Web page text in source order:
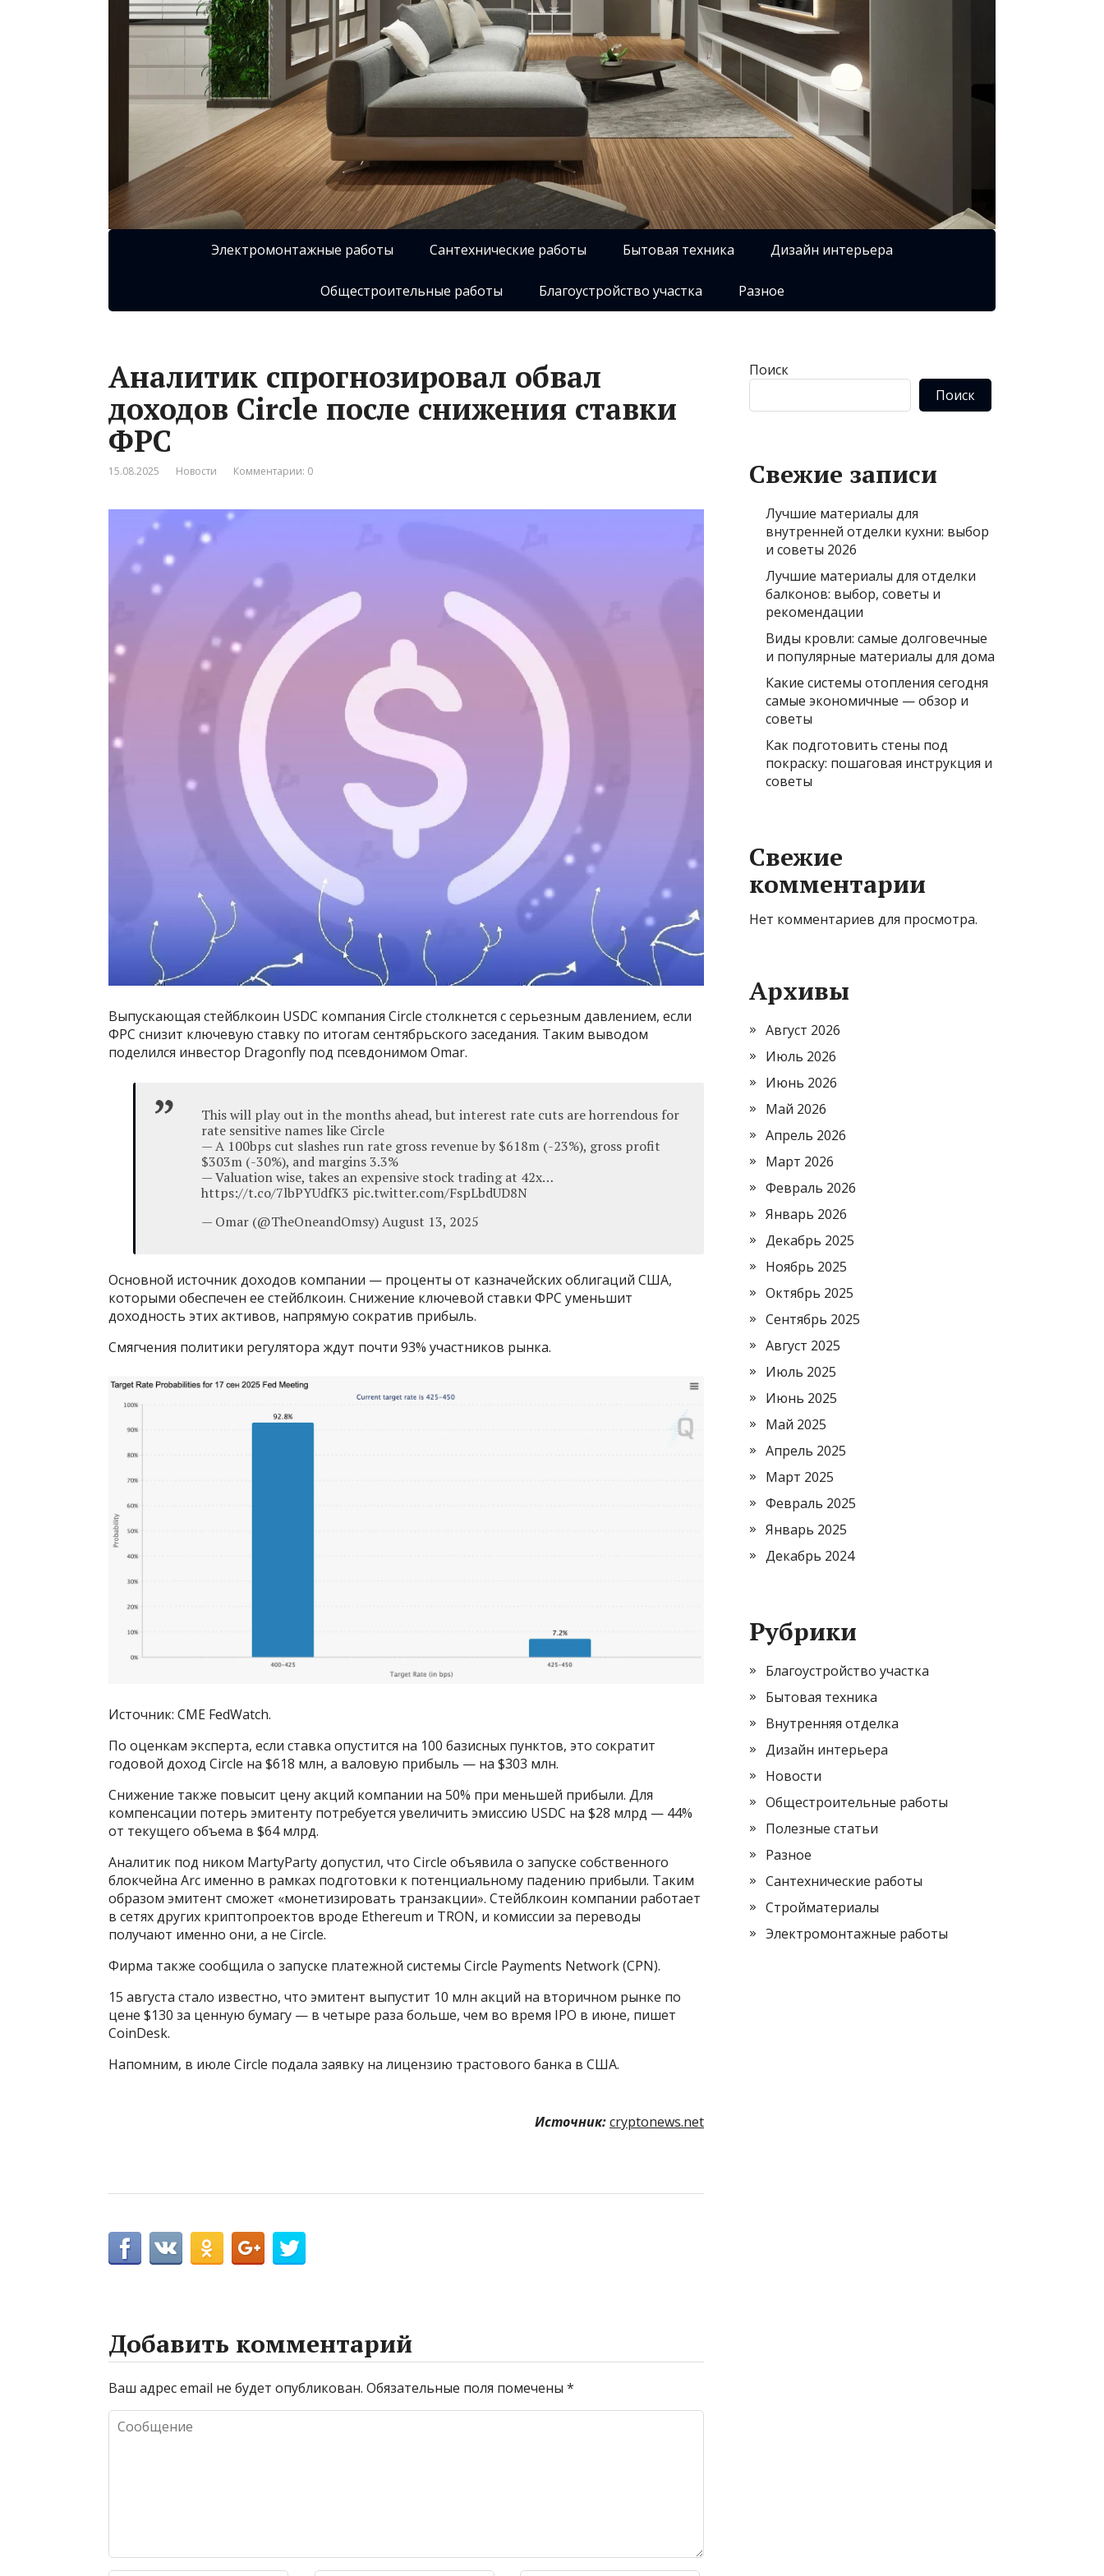
Электромонтажные работы Сантехнические работы Бытовая техника Дизайн интерьера
Общестроительные работы Благоустройство участка Разное
Аналитик спрогнозировал обвал
доходов Circle после снижения ставки
ФРС
15.08.2025 Новости Комментарии: 0
Выпускающая стейблкоин USDC компания Circle столкнется с серьезным давлением, если
ФРС снизит ключевую ставку по итогам сентябрьского заседания. Таким выводом
поделился инвестор Dragonfly под псевдонимом Omar.
This will play out in the months ahead, but interest rate cuts are horrendous for
rate sensitive names like Circle
— A 100bps cut slashes run rate gross revenue by $618m (-23%), gross profit
$303m (-30%), and margins 3.3%
— Valuation wise, takes an expensive stock trading at 42x…
https://t.co/7lbPYUdfK3 pic.twitter.com/FspLbdUD8N
— Omar (@TheOneandOmsy) August 13, 2025
Основной источник доходов компании — проценты от казначейских облигаций США,
которыми обеспечен ее стейблкоин. Снижение ключевой ставки ФРС уменьшит
доходность этих активов, напрямую сократив прибыль.
Смягчения политики регулятора ждут почти 93% участников рынка.
Источник: CME FedWatch.
По оценкам эксперта, если ставка опустится на 100 базисных пунктов, это сократит
годовой доход Circle на $618 млн, а валовую прибыль — на $303 млн.
Снижение также повысит цену акций компании на 50% при меньшей прибыли. Для
компенсации потерь эмитенту потребуется увеличить эмиссию USDC на $28 млрд — 44%
от текущего объема в $64 млрд.
Аналитик под ником MartyParty допустил, что Circle объявила о запуске собственного
блокчейна Arc именно в рамках подготовки к потенциальному падению прибыли. Таким
образом эмитент сможет «монетизировать транзакции». Стейблкоин компании работает
в сетях других криптопроектов вроде Ethereum и TRON, и комиссии за переводы
получают именно они, а не Circle.
Фирма также сообщила о запуске платежной системы Circle Payments Network (CPN).
15 августа стало известно, что эмитент выпустит 10 млн акций на вторичном рынке по
цене $130 за ценную бумагу — в четыре раза больше, чем во время IPO в июне, пишет
CoinDesk.
Напомним, в июле Circle подала заявку на лицензию трастового банка в США.
Источник:cryptonews.net
Добавить комментарий
Ваш адрес email не будет опубликован. Обязательные поля помечены *
Поиск
Поиск
Свежие записи
Лучшие материалы для
внутренней отделки кухни: выбор
и советы 2026
Лучшие материалы для отделки
балконов: выбор, советы и
рекомендации
Виды кровли: самые долговечные
и популярные материалы для дома
Какие системы отопления сегодня
самые экономичные — обзор и
советы
Как подготовить стены под
покраску: пошаговая инструкция и
советы
Свежие
комментарии
Нет комментариев для просмотра.
Архивы
Август 2026
Июль 2026
Июнь 2026
Май 2026
Апрель 2026
Март 2026
Февраль 2026
Январь 2026
Декабрь 2025
Ноябрь 2025
Октябрь 2025
Сентябрь 2025
Август 2025
Июль 2025
Июнь 2025
Май 2025
Апрель 2025
Март 2025
Февраль 2025
Январь 2025
Декабрь 2024
Рубрики
Благоустройство участка
Бытовая техника
Внутренняя отделка
Дизайн интерьера
Новости
Общестроительные работы
Полезные статьи
Разное
Сантехнические работы
Стройматериалы
Электромонтажные работы